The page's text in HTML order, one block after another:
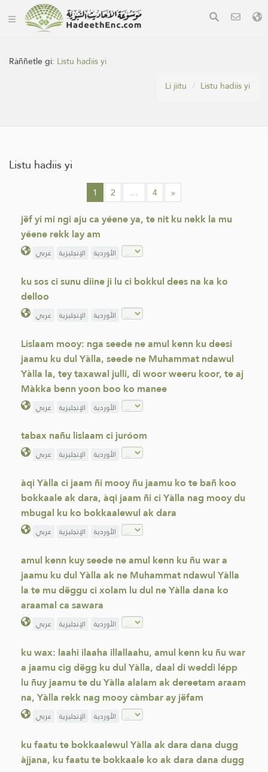
Ràññetle gi: Listu hadiis yi
Li jiitu
Listu hadiis yi
Listu hadiis yi
1 2 ... 4 »
jëf yi mi ngi aju ca yéene ya, te nit ku nekk la mu
yéene rekk lay am
عربي الإنجليزية الأوردية
ku sos ci sunu diine ji lu ci bokkul dees na ka ko
delloo
عربي الإنجليزية الأوردية
Lislaam mooy: nga seede ne amul kenn ku deesi
jaamu ku dul Yàlla, seede ne Muhammat ndawul
Yàlla la, tey taxawal julli, di woor weeru koor, te aj
Màkka benn yoon boo ko manee
عربي الإنجليزية الأوردية
tabax nañu lislaam ci juróom
عربي الإنجليزية الأوردية
àqi Yàlla ci jaam ñi mooy ñu jaamu ko te bañ koo
bokkaale ak dara, àqi jaam ñi ci Yàlla nag mooy du
mbugal ku ko bokkaalewul ak dara
عربي الإنجليزية الأوردية
amul kenn kuy seede ne amul kenn ku ñu war a
jaamu ku dul Yàlla ak ne Muhammat ndawul Yàlla
la te mu dëggu ci xolam lu dul ne Yàlla dana ko
araamal ca sawara
عربي الإنجليزية الأوردية
ku wax: laahi ilaaha illallaahu, amul kenn ku ñu war
a jaamu cig dëgg ku dul Yàlla, daal di weddi lépp
lu ñuy jaamu te du Yàlla alalam ak dereetam araam
na, Yàlla rekk nag mooy càmbar ay jëfam
عربي الإنجليزية الأوردية
ku faatu te bokkaalewul Yàlla ak dara dana dugg
àjjana, ku faatu te bokkaale ko ak dara dana dugg